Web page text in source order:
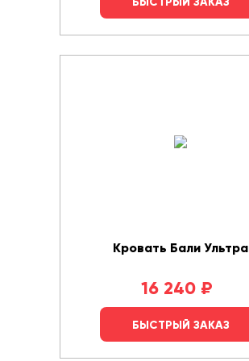
Кровать Бали Ультра
16 240 ₽
БЫСТРЫЙ ЗАКАЗ